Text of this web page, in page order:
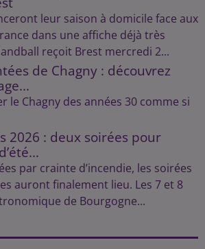
leur saison à domicile face aux
dans une affiche déjà très
reçoit Brest mercredi 2...
de Chagny : découvrez
le Chagny des années 30 comme si
2026 : deux soirées pour
par crainte d’incendie, les soirées
auront finalement lieu. Les 7 et 8
de Bourgogne...